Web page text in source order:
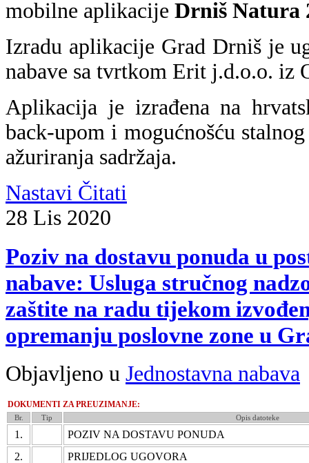
mobilne aplikacije Drniš Natura
Izradu aplikacije Grad Drniš je
nabave sa tvrtkom Erit j.d.o.o. iz
Aplikacija je izrađena na
back-upom i mogućnošću
ažuriranja sadržaja.
Nastavi Čitati
28 Lis 2020
Poziv na dostavu ponuda u
nabave: Usluga stručnog
zaštite na radu tijekom
opremanju poslovne zone u
Objavljeno u Jednostavna nabava
DOKUMENTI ZA PREUZIMANJE:
Br. Tip Opis datoteke
1.
POZIV NA DOSTAVU PONUDA
2.
PRIJEDLOG UGOVORA